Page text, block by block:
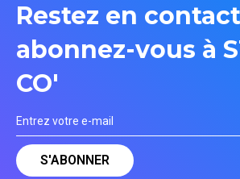
Restez en
abonnez-vous à
CO'